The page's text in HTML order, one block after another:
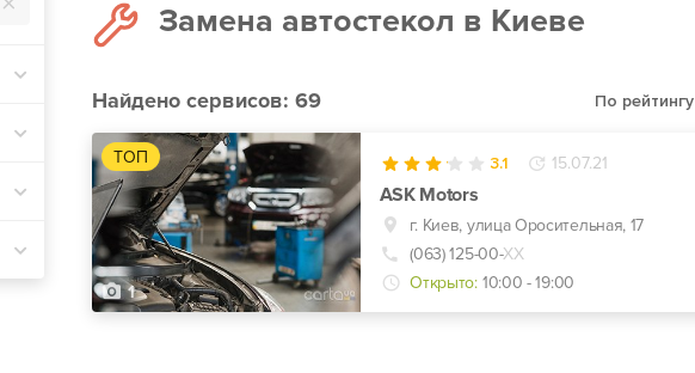
Замена автостекол в Киеве
Найденосервисов: 69 По рейтингу
ТОП
1
3.1 15.07.21
ASK Motors
г. Киев, улица Оросительная, 17
(063) 125-00-ХХ
Открыто: 10:00 - 19:00